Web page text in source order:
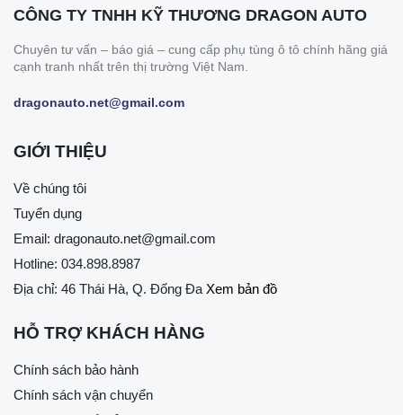
CÔNG TY TNHH KỸ THƯƠNG DRAGON AUTO
Chuyên tư vấn – báo giá – cung cấp phụ tùng ô tô chính hãng giá
cạnh tranh nhất trên thị trường Việt Nam.
dragonauto.net@gmail.com
GIỚI THIỆU
Về chúng tôi
Tuyển dụng
Email: dragonauto.net@gmail.com
Hotline: 034.898.8987
Địa chỉ: 46 Thái Hà, Q. Đống Đa Xem bản đồ
HỖ TRỢ KHÁCH HÀNG
Chính sách bảo hành
Chính sách vận chuyển